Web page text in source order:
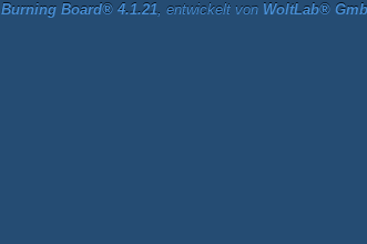
Burning Board® 4.1.21, entwickelt von WoltLab®